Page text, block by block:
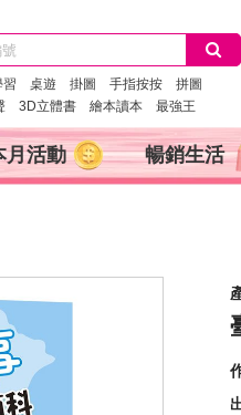
習 桌遊 掛圖 手指按按 拼圖
3D立體書 繪本讀本 最強王
月活動 暢銷生活